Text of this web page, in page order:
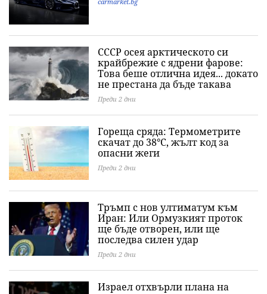
СССР осея арктическото си
крайбрежие с ядрени фарове:
Това беше отлична идея... докато
не престана да бъде такава
Преди 2 дни
Гореща сряда: Термометрите
скачат до 38°C, жълт код за
опасни жеги
Преди 2 дни
Тръмп с нов ултиматум към
Иран: Или Ормузкият проток
ще бъде отворен, или ще
последва силен удар
Преди 2 дни
Израел отхвърли плана на